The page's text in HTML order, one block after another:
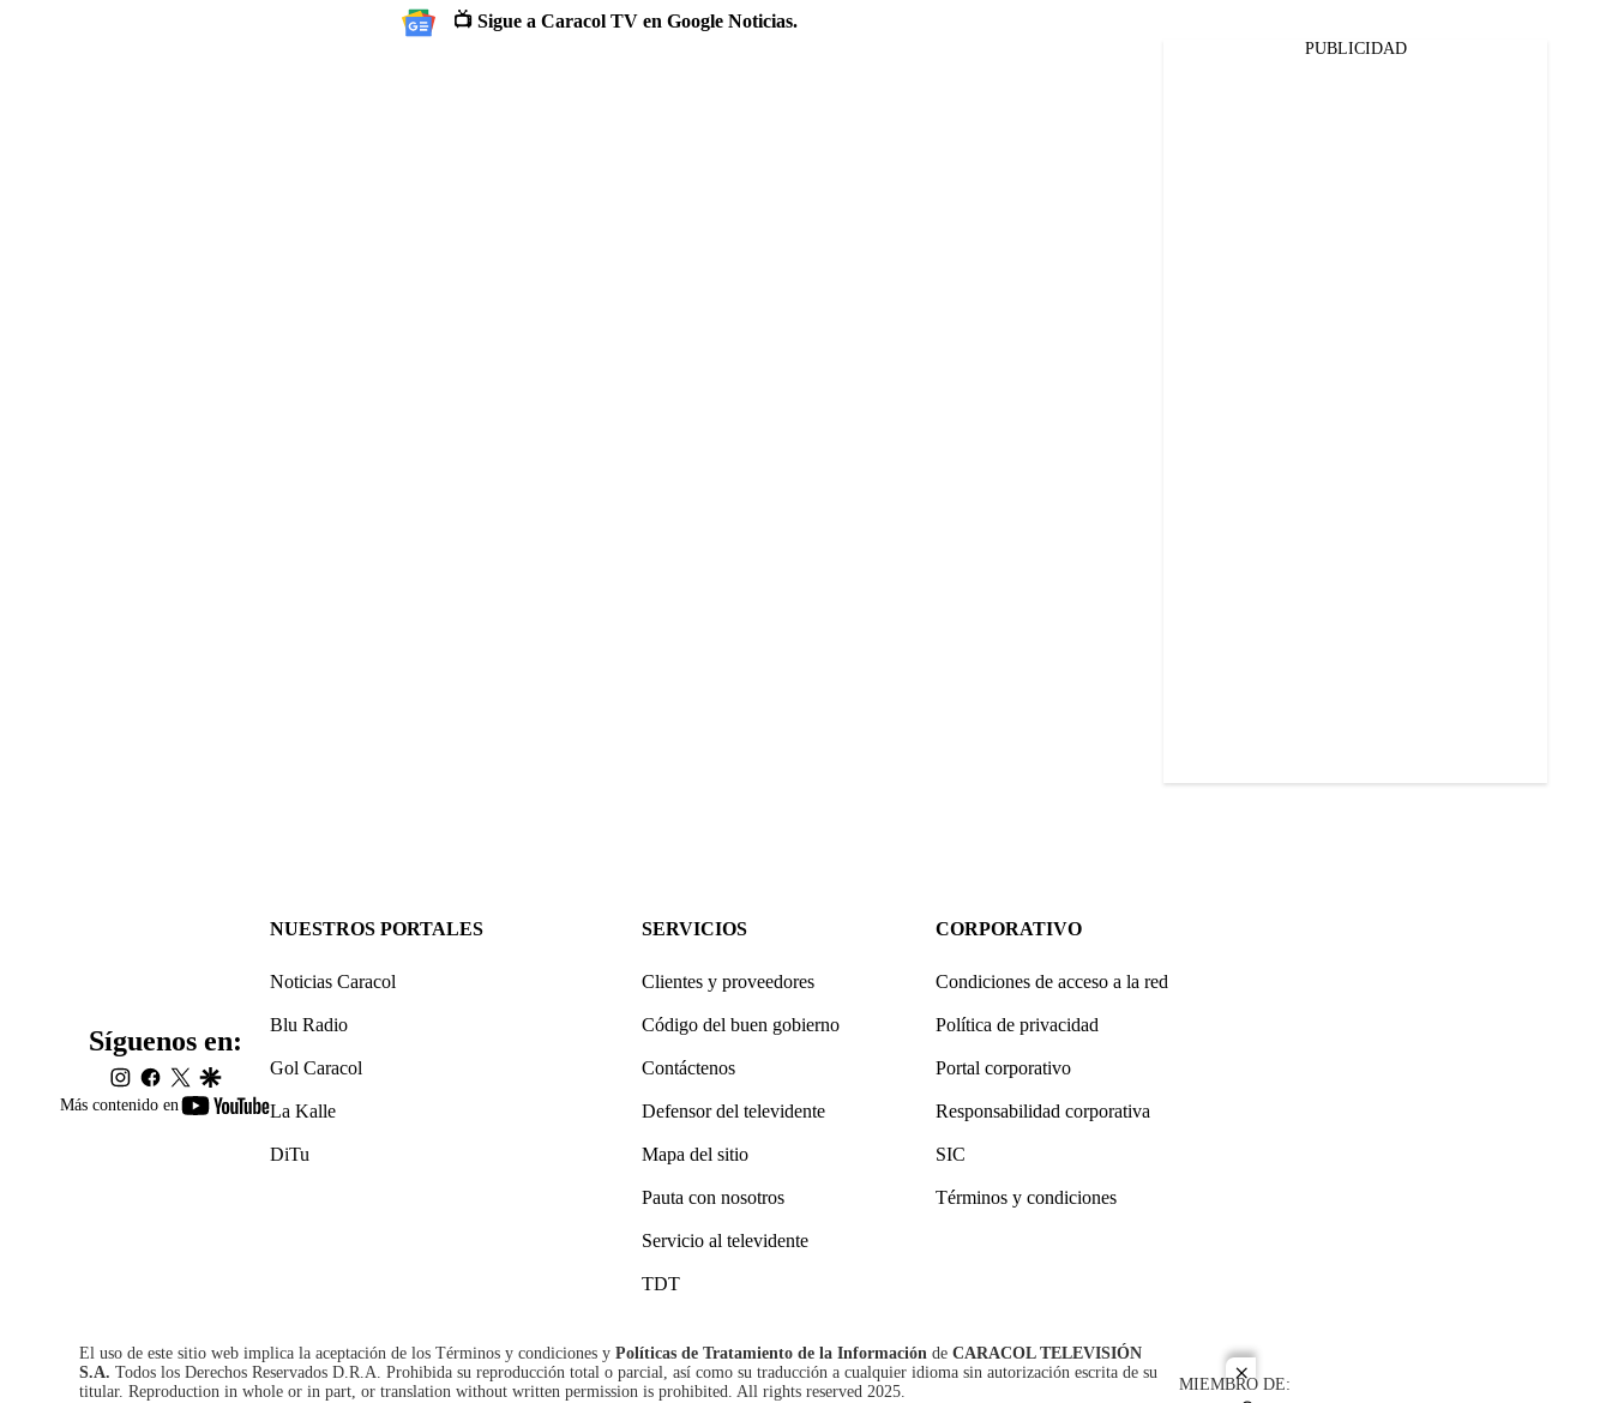
close
📺 Sigue a Caracol TV en Google Noticias.
PUBLICIDAD
Más contenido en
youtube-
Síguenos en:
instagram
facebook
twittergoogle
NUESTROS PORTALES
Noticias Caracol
Blu Radio
Gol Caracol
La Kalle
DiTu
SERVICIOS
Clientes y proveedores
Código del buen gobierno
Contáctenos
Defensor del televidente
Mapa del sitio
Pauta con nosotros
Servicio al televidente
TDT
CORPORATIVO
Condiciones de acceso a la red
Política de privacidad
Portal corporativo
Responsabilidad corporativa
SIC
Términos y condiciones
El uso de este sitio web implica la aceptación de los Términos y condiciones y Políticas de Tratamiento de la Información de CARACOL TELEVISIÓN
S.A. Todos los Derechos Reservados D.R.A. Prohibida su reproducción total o parcial, así como su traducción a cualquier idioma sin autorización escrita de su
titular. Reproduction in whole or in part, or translation without written permission is prohibited. All rights reserved 2025.
MIEMBRO DE: